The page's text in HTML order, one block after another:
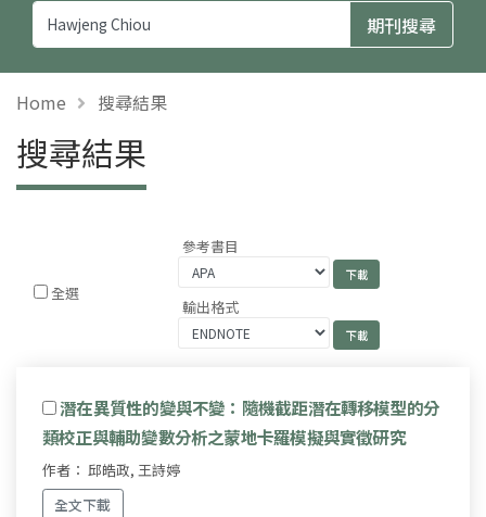
Home 搜尋結果
搜尋結果
全選
參考書目
輸出格式
潛在異質性的變與不變：隨機截距潛在轉移模型的分
類校正與輔助變數分析之蒙地卡羅模擬與實徵研究
作者： 邱皓政, 王詩婷
全文下載